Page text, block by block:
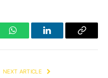
WhatsAppLinkedInCopy
NEXT ARTICLE